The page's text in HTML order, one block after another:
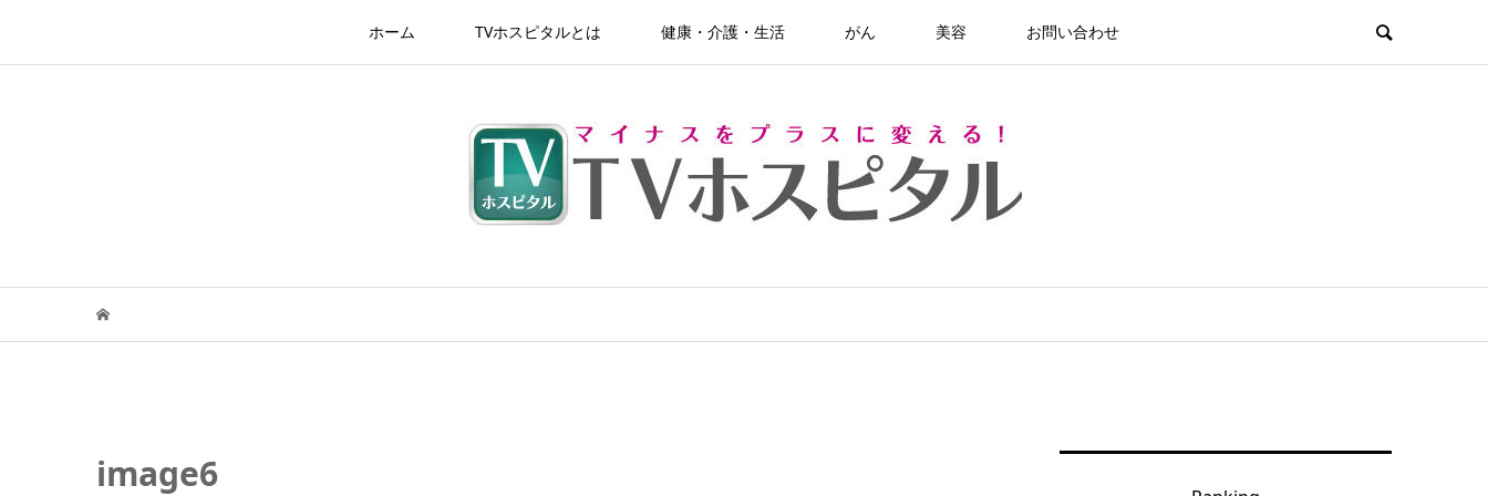
ホーム TVホスピタルとは 健康・介護・生活 がん 美容 お問い合わせ
image6